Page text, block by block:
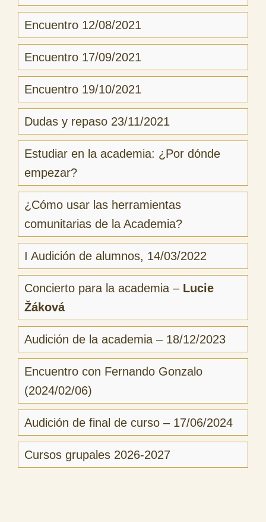
Encuentro 12/08/2021
Encuentro 17/09/2021
Encuentro 19/10/2021
Dudas y repaso 23/11/2021
Estudiar en la academia: ¿Por dónde
empezar?
¿Cómo usar las herramientas
comunitarias de la Academia?
I Audición de alumnos, 14/03/2022
Concierto para la academia – Lucie
Žáková
Audición de la academia – 18/12/2023
Encuentro con Fernando Gonzalo
(2024/02/06)
Audición de final de curso – 17/06/2024
Cursos grupales 2026-2027